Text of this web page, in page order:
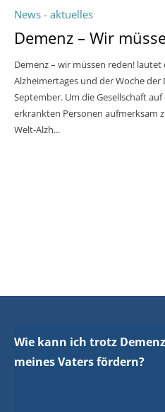
News - aktuelles
Demenz – Wir
Demenz – wir müssen reden!
Alzheimertages und der Woche der
September. Um die Gesellschaft
erkrankten Personen aufmerksam
Welt-Alzh...
Wie kann ich trotz
meines Vaters fördern?
zur